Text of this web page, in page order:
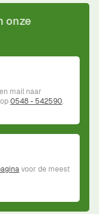
onze
mail naar
0548 - 542590.
voor de meest